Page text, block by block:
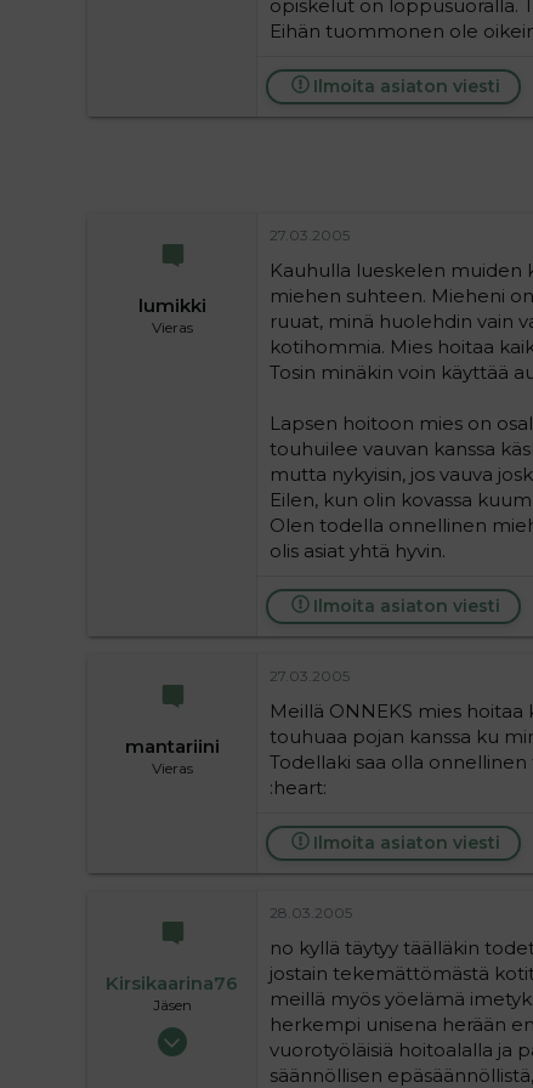
opiskelut on loppusuoralla.
Eihän tuommonen ole
Ilmoita asiaton viesti
lumikki
Vieras
27.03.2005
Kauhulla lueskelen muiden
miehen suhteen. Mieheni
ruuat, minä huolehdin vain
kotihommia. Mies hoitaa
Tosin minäkin voin käyttää
Lapsen hoitoon mies on
touhuilee vauvan kanssa
mutta nykyisin, jos vauva
Eilen, kun olin kovassa
Olen todella onnellinen
olis asiat yhtä hyvin.
Ilmoita asiaton viesti
mantariini
Vieras
27.03.2005
Meillä ONNEKS mies
touhuaa pojan kanssa ku
Todellaki saa olla
:heart:
Ilmoita asiaton viesti
Kirsikaarina76
Jäsen
12.03.2005
28.03.2005
no kyllä täytyy täälläkin
jostain tekemättömästä
meillä myös yöelämä
herkempi unisena herään
vuorotyöläisiä hoitoalalla ja
säännöllisen